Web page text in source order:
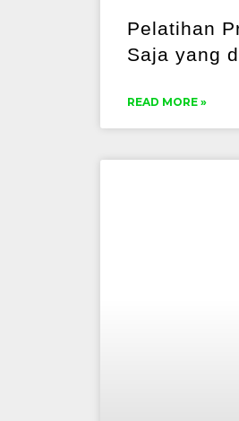
Pelatihan
Saja yang
READ MORE »